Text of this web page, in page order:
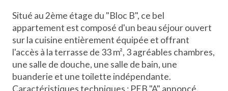
Situé au 2ème étage du "Bloc B", ce bel
appartement est composé d'un beau séjour ouvert
sur la cuisine entièrement équipée et offrant
l'accès à la terrasse de 33 m², 3 agréables chambres,
une salle de douche, une salle de bain, une
buanderie et une toilette indépendante.